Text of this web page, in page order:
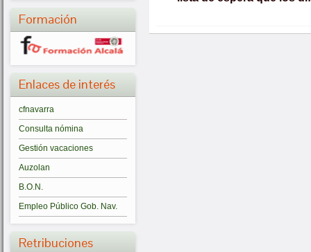
Formación
Enlaces de interés
cfnavarra
Consulta nómina
Gestión vacaciones
Auzolan
B.O.N.
Empleo Público Gob. Nav.
Retribuciones